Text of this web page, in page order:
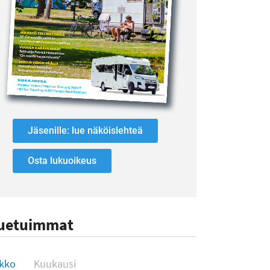
Jäsenille: lue näköislehteä
Osta lukuoikeus
Kuukausi